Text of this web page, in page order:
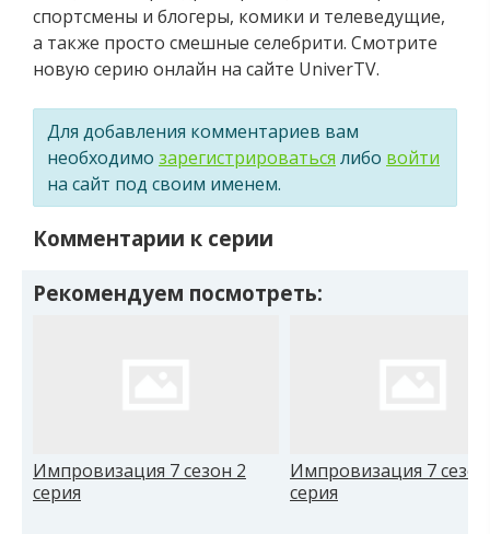
спортсмены и блогеры, комики и телеведущие,
а также просто смешные селебрити. Смотрите
новую серию онлайн на сайте UniverTV.
Для добавления комментариев вам
необходимо зарегистрироваться либо войти
на сайт под своим именем.
Комментарии к серии
Рекомендуем посмотреть:
Импровизация 7 сезон 2
серия
Импровизация 7
серия